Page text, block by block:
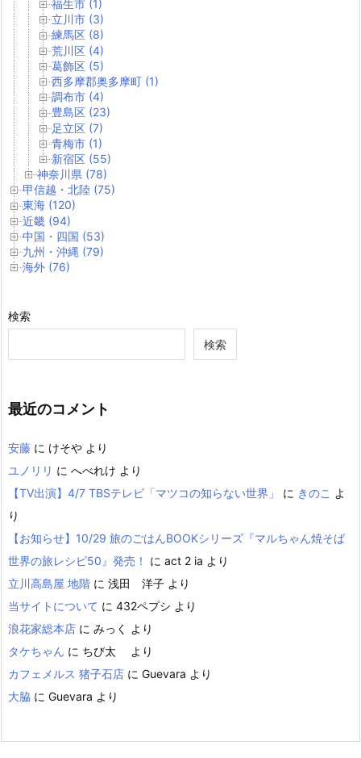
福生市 (1)
立川市 (3)
練馬区 (8)
荒川区 (4)
葛飾区 (5)
西多摩郡奥多摩町 (1)
調布市 (4)
豊島区 (23)
足立区 (7)
青梅市 (1)
新宿区 (55)
神奈川県 (78)
甲信越・北陸 (75)
東海 (120)
近畿 (94)
中国・四国 (53)
九州・沖縄 (79)
海外 (76)
検索
検索
最近のコメント
安藤 に けそや より
ユノリリ に へべれけ より
【TV出演】4/7 TBSテレビ「マツコの知らない世界」
に きのこ よ
り
【お知らせ】10/29 旅のごはんBOOKシリーズ『マルちゃん焼そば
世界の旅レシピ50』発売！
に act 2 ia より
立川高島屋 地階 に 浅田 洋子 より
当サイトについて に 432ペプシ より
浪花家総本店 に みっく より
タケちゃん に ちび太
より
カフェメルス 猪子石店 に Guevara より
大脇 に Guevara より